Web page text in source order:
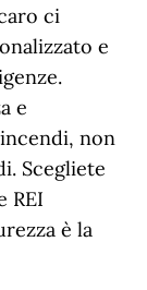
ci
e
e
non
Scegliete
REI
è la